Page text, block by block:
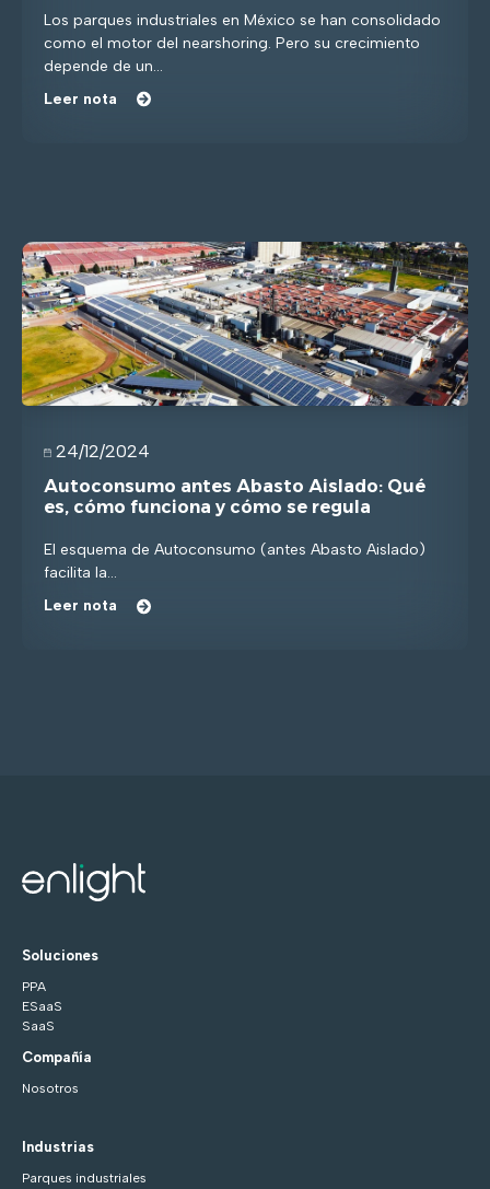
Los parques industriales en México se han consolidado
como el motor del nearshoring. Pero su crecimiento
depende de un...
Leer nota
24/12/2024
Autoconsumo antes Abasto Aislado: Qué
es, cómo funciona y cómo se regula
El esquema de Autoconsumo (antes Abasto Aislado)
facilita la...
Leer nota
Soluciones
PPA
ESaaS
SaaS
Compañía
Nosotros
Industrias
Parques industriales